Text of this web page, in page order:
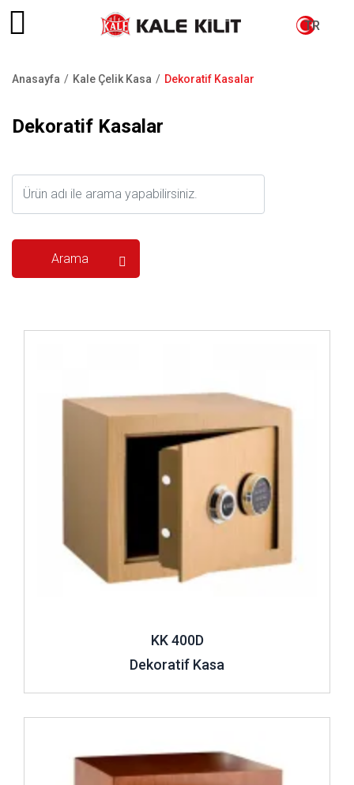
TR
yolu
Anasayfa Kale Çelik Kasa Dekoratif Kasalar
Dekoratif Kasalar
KK 400D
Dekoratif Kasa